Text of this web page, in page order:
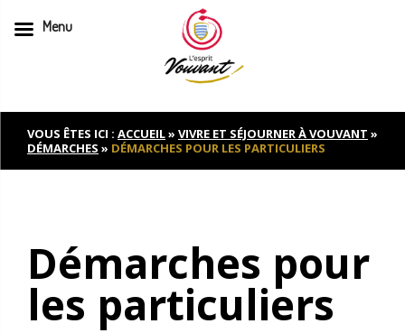
to
contentVOUS ÊTES ICI : ACCUEIL» VIVRE ET SÉJOURNER À VOUVANT »
DÉMARCHES » DÉMARCHES POUR LES PARTICULIERS
Démarches pour
les particuliers
Menu